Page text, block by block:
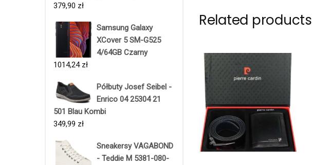
379,90 zł
Samsung Galaxy
XCover 5 SM-G525
4/64GB Czarny
1014,24 zł
Półbuty Josef Seibel -
Enrico 04 25304 21
501 Blau Kombi
349,99 zł
Sneakersy VAGABOND
- Teddie M 5381-080-
Related products